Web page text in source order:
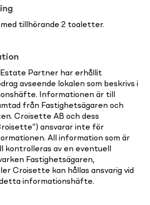
med tillhörande 2 toaletter.
Partner har erhållit
avseende lokalen som beskrivs i
Informationen är till
från Fastighetsägaren och
Croisette AB och dess
ansvarar inte för
All information som är
kontrolleras av en eventuell
Fastighetsägaren,
Croisette kan hållas ansvarig vid
informationshäfte.